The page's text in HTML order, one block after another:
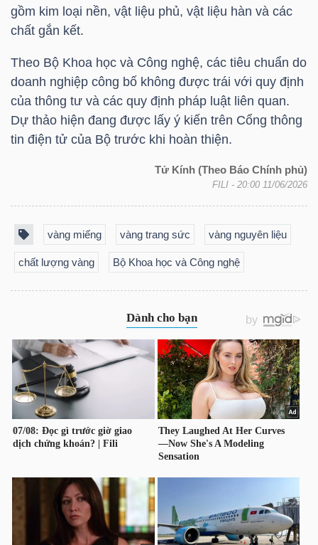
gồm kim loại nền, vật liệu phủ, vật liệu hàn và các
chất gắn kết.
Theo Bộ Khoa học và Công nghệ, các tiêu chuẩn do
doanh nghiệp công bố không được trái với quy định
của thông tư và các quy định pháp luật liên quan.
Dự thảo hiện đang được lấy ý kiến trên Cổng thông
tin điện tử của Bộ trước khi hoàn thiện.
Tử Kính (Theo Báo Chính phủ)
FILI - 20:00 11/06/2026
vàng miếng vàng trang sức vàng nguyên liệu
chất lượng vàng Bộ Khoa học và Công nghệ
VS-
SECTOR
NGUYÊN
VẬT
CÔNG
NGHIỆP
KHÔNG